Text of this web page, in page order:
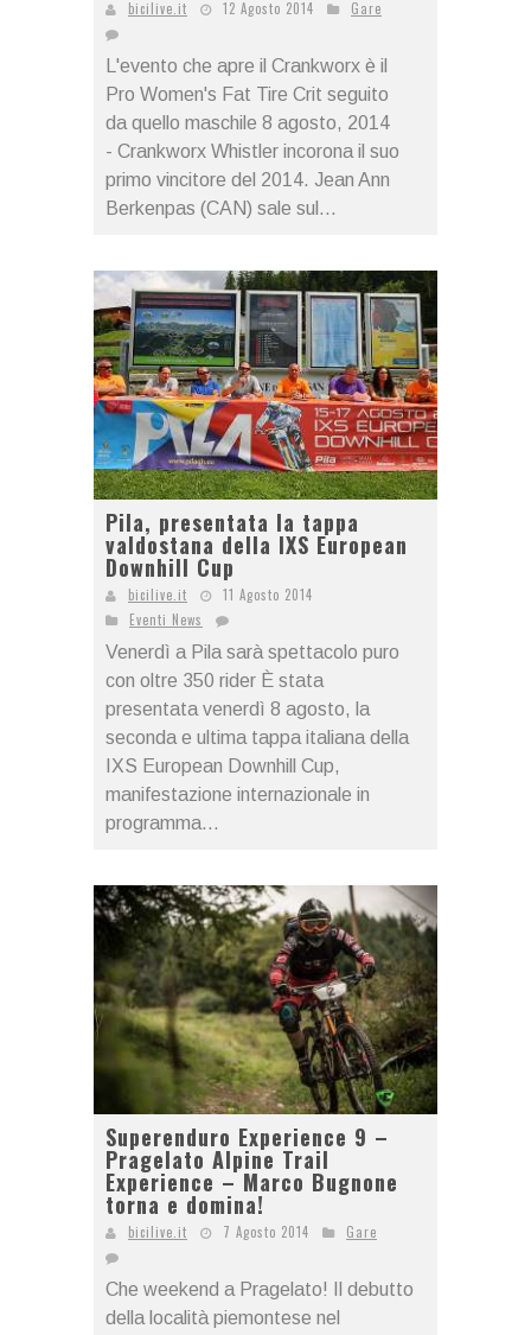
bicilive.it 12 Agosto 2014 Gare
L'evento che apre il Crankworx è il
Pro Women's Fat Tire Crit seguito
da quello maschile 8 agosto, 2014
- Crankworx Whistler incorona il suo
primo vincitore del 2014. Jean Ann
Berkenpas (CAN) sale sul...
Pila, presentata la tappa
valdostana della IXS European
Downhill Cup
bicilive.it
11 Agosto 2014
Eventi News
Venerdì a Pila sarà spettacolo puro
con oltre 350 rider È stata
presentata venerdì 8 agosto, la
seconda e ultima tappa italiana della
IXS European Downhill Cup,
manifestazione internazionale in
programma...
Superenduro Experience 9 –
Pragelato Alpine Trail
Experience – Marco Bugnone
torna e domina!
bicilive.it 7 Agosto 2014 Gare
Che weekend a Pragelato! Il debutto
della località piemontese nel